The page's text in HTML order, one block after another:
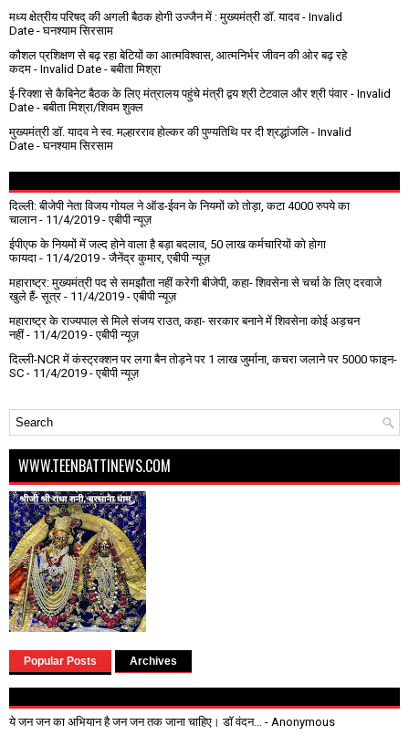
मध्य क्षेत्रीय परिषद् की अगली बैठक होगी उज्जैन में : मुख्यमंत्री डॉ. यादव- Invalid
Date - घनश्याम सिरसाम
कौशल प्रशिक्षण से बढ़ रहा बेटियों का आत्मविश्वास, आत्मनिर्भर जीवन की ओर बढ़ रहे
कदम - Invalid Date - बबीता मिश्रा
ई-रिक्शा से कैबिनेट बैठक के लिए मंत्रालय पहुंचे मंत्री द्वय श्री टेटवाल और श्री पंवार - Invalid
Date - बबीता मिश्रा/शिवम शुक्ल
मुख्यमंत्री डॉ. यादव ने स्व. मल्हारराव होल्कर की पुण्यतिथि पर दी श्रद्धांजलि - Invalid
Date - घनश्याम सिरसाम
दिल्ली: बीजेपी नेता विजय गोयल ने ऑड-ईवन के नियमों को तोड़ा, कटा 4000 रुपये का
चालान- 11/4/2019 - एबीपी न्यूज़
ईपीएफ के नियमों में जल्द होने वाला है बड़ा बदलाव, 50 लाख कर्मचारियों को होगा
फायदा - 11/4/2019 - जैनेंद्र कुमार, एबीपी न्यूज़
महाराष्ट्र: मुख्यमंत्री पद से समझौता नहीं करेगी बीजेपी, कहा- शिवसेना से चर्चा के लिए दरवाजे
खुले हैं- सूत्र - 11/4/2019 - एबीपी न्यूज़
महाराष्ट्र के राज्यपाल से मिले संजय राउत, कहा- सरकार बनाने में शिवसेना कोई अड़चन
नहीं- 11/4/2019 - एबीपी न्यूज़
दिल्ली-NCR में कंस्ट्रक्शन पर लगा बैन तोड़ने पर 1 लाख जुर्माना, कचरा जलाने पर ₹5000 फाइन-
SC - 11/4/2019 - एबीपी न्यूज़
WWW.TEENBATTINEWS.COM
Popular Posts Archives
ये जन जन का अभियान है जन जन तक जाना चाहिए। डॉ वंदन...
- Anonymous